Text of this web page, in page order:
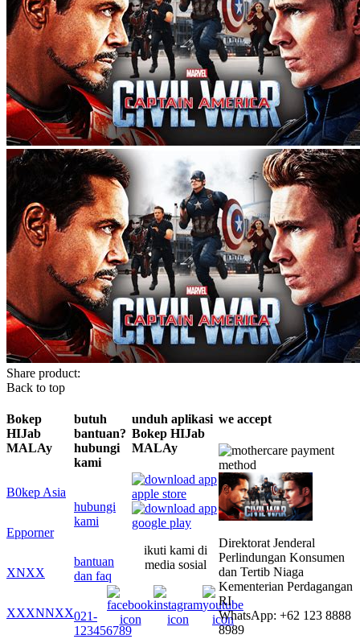
Share product:
Back to top
Bokep
HIJab
MALAy
B0kep Asia
Epporner
XNXX
XXXNNXX
butuh
bantuan?
hubungi
kami
hubungi
kami
bantuan
dan faq
021-
123456789
unduh aplikasi
Bokep HIJab
MALAy
ikuti kami di
media sosial
we accept
Direktorat Jenderal
Perlindungan Konsumen
dan Tertib Niaga
Kementerian Perdagangan
RI
WhatsApp: +62 123 8888
8989